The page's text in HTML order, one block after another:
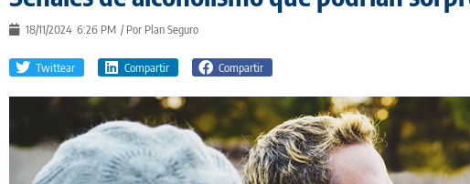
18/11/2024 6:26 PM / Por Plan Seguro
Twittear Compartir Compartir